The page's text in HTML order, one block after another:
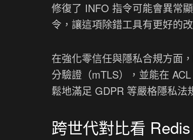
修復了 INFO 指令可能會異常
令，讓這項除錯工具有更好的改
在強化零信任與隱私合規方面
分驗證（mTLS），並能在
鬆地滿足 GDPR 等嚴格隱私法
跨世代對比看